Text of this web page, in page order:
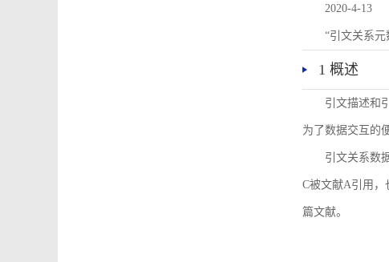
2020-4-13
“引文关系元
1 概述
引文描述和
为了数据交互的
引文关系数
C被文献A引用，
篇文献。